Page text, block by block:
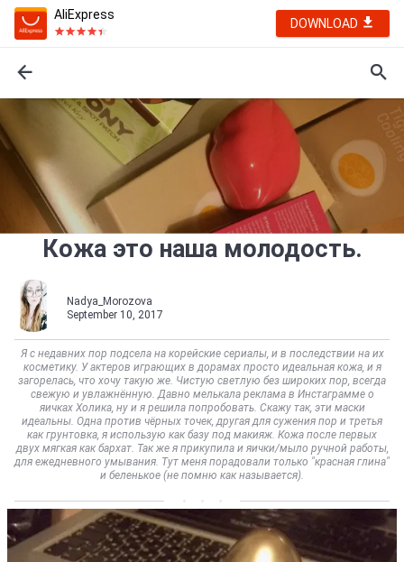
AliExpress
DOWNLOAD
Кожа это наша молодость.
Nadya_Morozova
September 10, 2017
Я с недавних пор подсела на корейские сериалы, и в последствии на их
косметику. У актеров играющих в дорамах просто идеальная кожа, и я
загорелась, что хочу такую же. Чистую светлую без широких пор, всегда
свежую и увлажнённую. Давно мелькала реклама в Инстаграмме о
яичках Холика, ну и я решила попробовать. Скажу так, эти маски
идеальны. Одна против чёрных точек, другая для сужения пор и третья
как грунтовка, я использую как базу под макияж. Кожа после первых
двух мягкая как бархат. Так же я прикупила и яички/мыло ручной работы,
для ежедневного умывания. Тут меня порадовали только "красная глина"
и беленькое (не помню как называется).